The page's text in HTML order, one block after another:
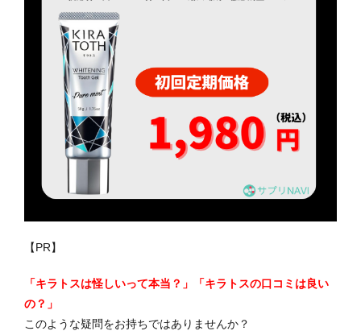
【PR】
「キラトスは怪しいって本当？」「キラトスの口コミは良い
の？」
このような疑問をお持ちではありませんか？